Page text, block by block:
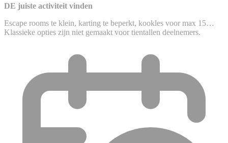
DE juiste activiteit vinden
Escape rooms te klein, karting te beperkt, kookles voor max 15…
Klassieke opties zijn niet gemaakt voor tientallen deelnemers.